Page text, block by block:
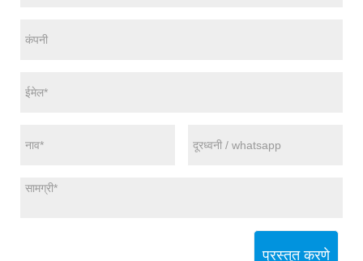
प्रस्तुत करणे